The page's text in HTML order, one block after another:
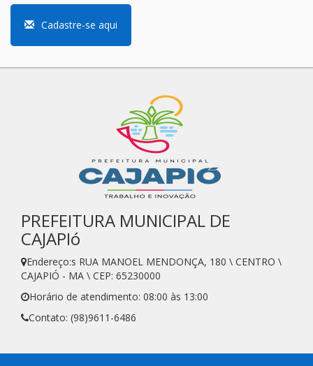
Cadastre-se aqui
PREFEITURA MUNICIPAL DE
CAJAPIó
Endereço:s RUA MANOEL MENDONÇA, 180 \ CENTRO \
CAJAPIÓ - MA \ CEP: 65230000
Horário de atendimento: 08:00 às 13:00
Contato: (98)9611-6486